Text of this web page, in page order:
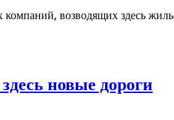
возводящих здесь
новые дороги